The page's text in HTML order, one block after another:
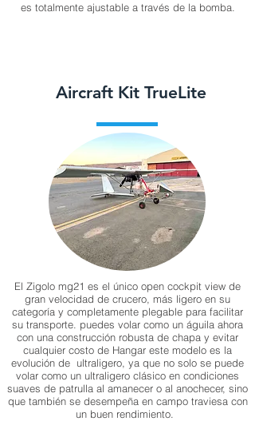
PRODUCTOS
es totalmente ajustable a través de la bomba.
Aircraft Kit TrueLite
El Zigolo mg21 es el único open cockpit view de
gran velocidad de crucero, más ligero en su
categoría y completamente plegable para facilitar
su transporte. puedes volar como un águila ahora
con una construcción robusta de chapa y evitar
cualquier costo de Hangar este modelo es la
evolución de ultraligero, ya que no solo se puede
volar como un ultraligero clásico en condiciones
suaves de patrulla al amanecer o al anochecer, sino
que también se desempeña en campo traviesa con
un buen rendimiento.